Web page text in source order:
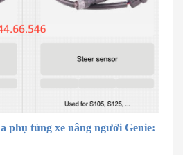
phụ tùng xe nâng người Genie: